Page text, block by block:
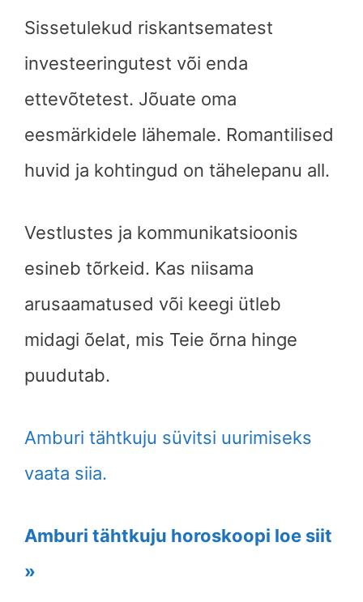
Sissetulekud riskantsematest
investeeringutest või enda
ettevõtetest. Jõuate oma
eesmärkidele lähemale. Romantilised
huvid ja kohtingud on tähelepanu all.
Vestlustes ja kommunikatsioonis
esineb tõrkeid. Kas niisama
arusaamatused või keegi ütleb
midagi õelat, mis Teie õrna hinge
puudutab.
Amburi tähtkuju süvitsi uurimiseks
vaata siia.
Amburi tähtkuju horoskoopi loe siit
»